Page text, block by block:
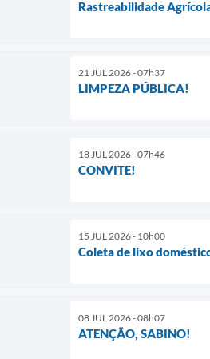
Rastreabilidade
21 JUL 2026 - 07h37
LIMPEZA PÚBLICA!
18 JUL 2026 - 07h46
CONVITE!
15 JUL 2026 - 10h00
Coleta de lixo
08 JUL 2026 - 08h07
ATENÇÃO, SABINO!